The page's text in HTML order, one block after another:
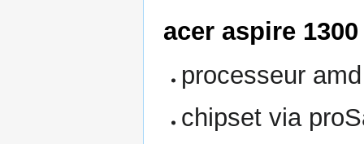
acer aspire 1300
processeur
chipset via